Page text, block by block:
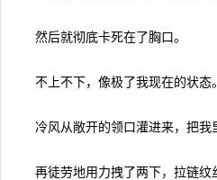
然后就彻底卡死在了胸口。
不上不下，像极了我现在的状态。
冷风从敞开的领口灌进来，把我
再徒劳地用力拽了两下，拉链纹